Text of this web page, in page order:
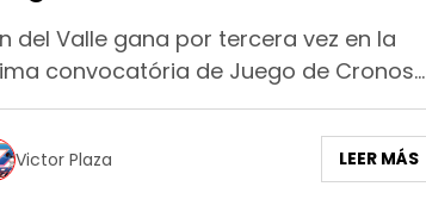
del Valle gana por tercera vez en la
convocatória de Juego de Cronos…
Victor Plaza LEER MÁS